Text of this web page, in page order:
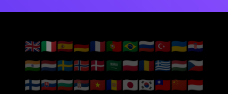
🇬🇧🇮🇹🇪🇸🇩🇪🇫🇷🇵🇹🇧🇷🇷🇺🇹🇷🇺🇦🇭🇷
🇮🇳🇳🇱🇸🇪🇳🇴🇩🇰🇸🇦🇵🇱🇷🇴🇬🇷🇭🇺🇨🇿
🇫🇮🇸🇰🇧🇬🇷🇸🇻🇳🇦🇩🇯🇵🇰🇷🇹🇼🇨🇳🇮🇩